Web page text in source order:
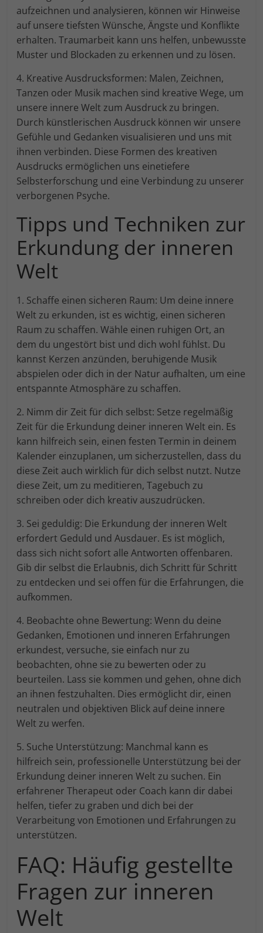
aufzeichnen und analysieren, können wir Hinweise
auf unsere tiefsten Wünsche, Ängste und Konflikte
erhalten. Traumarbeit kann uns helfen, unbewusste
Muster und Blockaden zu erkennen und zu lösen.
4. Kreative Ausdrucksformen: Malen, Zeichnen,
Tanzen oder Musik machen sind kreative Wege, um
unsere innere Welt zum Ausdruck zu bringen.
Durch künstlerischen Ausdruck können wir unsere
Gefühle und Gedanken visualisieren und uns mit
ihnen verbinden. Diese Formen des kreativen
Ausdrucks ermöglichen uns einetiefere
Selbsterforschung und eine Verbindung zu unserer
verborgenen Psyche.
Tipps und Techniken zur
Erkundung der inneren
Welt
1. Schaffe einen sicheren Raum: Um deine innere
Welt zu erkunden, ist es wichtig, einen sicheren
Raum zu schaffen. Wähle einen ruhigen Ort, an
dem du ungestört bist und dich wohl fühlst. Du
kannst Kerzen anzünden, beruhigende Musik
abspielen oder dich in der Natur aufhalten, um eine
entspannte Atmosphäre zu schaffen.
2. Nimm dir Zeit für dich selbst: Setze regelmäßig
Zeit für die Erkundung deiner inneren Welt ein. Es
kann hilfreich sein, einen festen Termin in deinem
Kalender einzuplanen, um sicherzustellen, dass du
diese Zeit auch wirklich für dich selbst nutzt. Nutze
diese Zeit, um zu meditieren, Tagebuch zu
schreiben oder dich kreativ auszudrücken.
3. Sei geduldig: Die Erkundung der inneren Welt
erfordert Geduld und Ausdauer. Es ist möglich,
dass sich nicht sofort alle Antworten offenbaren.
Gib dir selbst die Erlaubnis, dich Schritt für Schritt
zu entdecken und sei offen für die Erfahrungen, die
aufkommen.
4. Beobachte ohne Bewertung: Wenn du deine
Gedanken, Emotionen und inneren Erfahrungen
erkundest, versuche, sie einfach nur zu
beobachten, ohne sie zu bewerten oder zu
beurteilen. Lass sie kommen und gehen, ohne dich
an ihnen festzuhalten. Dies ermöglicht dir, einen
neutralen und objektiven Blick auf deine innere
Welt zu werfen.
5. Suche Unterstützung: Manchmal kann es
hilfreich sein, professionelle Unterstützung bei der
Erkundung deiner inneren Welt zu suchen. Ein
erfahrener Therapeut oder Coach kann dir dabei
helfen, tiefer zu graben und dich bei der
Verarbeitung von Emotionen und Erfahrungen zu
unterstützen.
FAQ: Häufig gestellte
Fragen zur inneren
Welt